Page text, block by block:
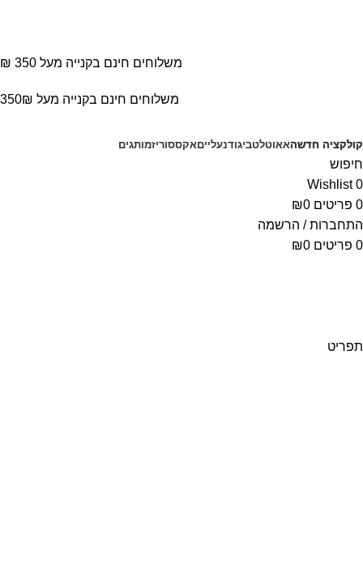
קולקציה חדשהאאוטלטביגודנעלייםאקססוריזמותגים
חיפוש
0
Wishlist
0 פריטים ₪0
התחברות / הרשמה
0 פריטים ₪0
תפריט
משלוחים חינם בקנייה מעל 350 ₪
משלוחים חינם בקנייה מעל 350₪